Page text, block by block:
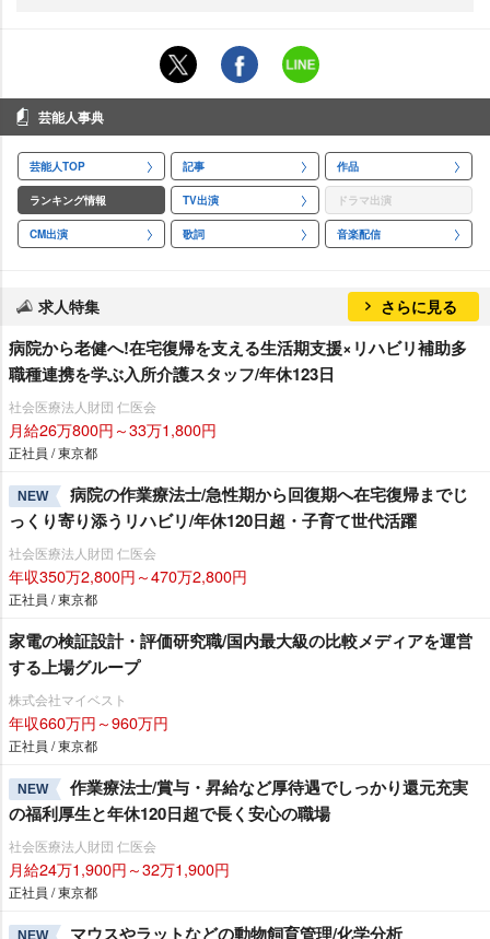
芸能人事典
芸能人TOP 記事 作品
ランキング情報 TV出演 ドラマ出演
CM出演 歌詞 音楽配信
求人特集 さらに見る
病院から老健へ!在宅復帰を支える生活期支援×リハビリ補助多
職種連携を学ぶ入所介護スタッフ/年休123日
社会医療法人財団 仁医会
月給26万800円～33万1,800円
正社員 / 東京都
NEW
病院の作業療法士/急性期から回復期へ在宅復帰までじ
っくり寄り添うリハビリ/年休120日超・子育て世代活躍
社会医療法人財団 仁医会
年収350万2,800円～470万2,800円
正社員 / 東京都
家電の検証設計・評価研究職/国内最大級の比較メディアを運営
する上場グループ
株式会社マイベスト
年収660万円～960万円
正社員 / 東京都
NEW
作業療法士/賞与・昇給など厚待遇でしっかり還元充実
の福利厚生と年休120日超で長く安心の職場
社会医療法人財団 仁医会
月給24万1,900円～32万1,900円
正社員 / 東京都
NEW マウスやラットなどの動物飼育管理/化学分析